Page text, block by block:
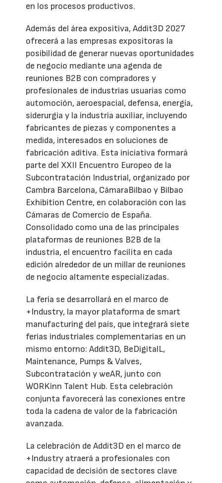
en los procesos productivos.
Además del área expositiva, Addit3D 2027
ofrecerá a las empresas expositoras la
posibilidad de generar nuevas oportunidades
de negocio mediante una agenda de
reuniones B2B con compradores y
profesionales de industrias usuarias como
automoción, aeroespacial, defensa, energía,
siderurgia y la industria auxiliar, incluyendo
fabricantes de piezas y componentes a
medida, interesados en soluciones de
fabricación aditiva. Esta iniciativa formará
parte del XXII Encuentro Europeo de la
Subcontratación Industrial, organizado por
Cambra Barcelona, CámaraBilbao y Bilbao
Exhibition Centre, en colaboración con las
Cámaras de Comercio de España.
Consolidado como una de las principales
plataformas de reuniones B2B de la
industria, el encuentro facilita en cada
edición alrededor de un millar de reuniones
de negocio altamente especializadas.
La feria se desarrollará en el marco de
+Industry, la mayor plataforma de smart
manufacturing del país, que integrará siete
ferias industriales complementarias en un
mismo entorno: Addit3D, BeDigitalL,
Maintenance, Pumps & Valves,
Subcontratación y weAR, junto con
WORKinn Talent Hub. Esta celebración
conjunta favorecerá las conexiones entre
toda la cadena de valor de la fabricación
avanzada.
La celebración de Addit3D en el marco de
+Industry atraerá a profesionales con
capacidad de decisión de sectores clave